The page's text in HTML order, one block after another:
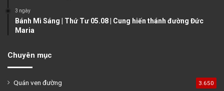
3 ngày
Bánh Mì Sáng | Thứ Tư 05.08 | Cung hiến thánh đường Đức
Maria
Chuyên mục
Quán ven đường 3.650